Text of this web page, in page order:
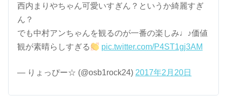
西内まりやちゃん可愛いすぎん？というか綺麗すぎ
ん？
でも中村アンちゃんを観るのが一番の楽しみ♩♪価値
観が素晴らしすぎる
pic.twitter.com/P4ST1gj3AM
— りょっぴー☆ (@osb1rock24) 2017年2月20日